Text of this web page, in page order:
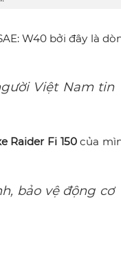
W40 bởi đây là
Việt Nam tin
Raider Fi 150của
bảo vệ động cơ